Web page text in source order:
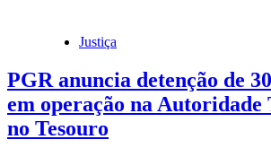
Justiça
PGR anuncia detenção de
em operação na
no Tesouro